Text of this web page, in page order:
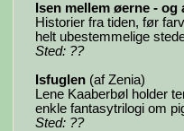
Isen mellem øerne -
Historier fra tiden, før
helt ubestemmelige
Sted: ??
Isfuglen (af Zenia)
Lene Kaaberbøl holder
enkle fantasytrilogi om
Sted: ??